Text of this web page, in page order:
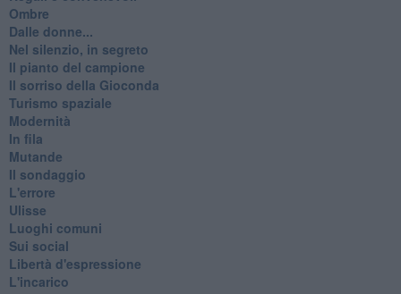
Ombre
Dalle donne...
Nel silenzio, in segreto
Il pianto del campione
Il sorriso della Gioconda
Turismo spaziale
Modernità
In fila
Mutande
Il sondaggio
L'errore
Ulisse
Luoghi comuni
Sui social
Libertà d'espressione
L'incarico